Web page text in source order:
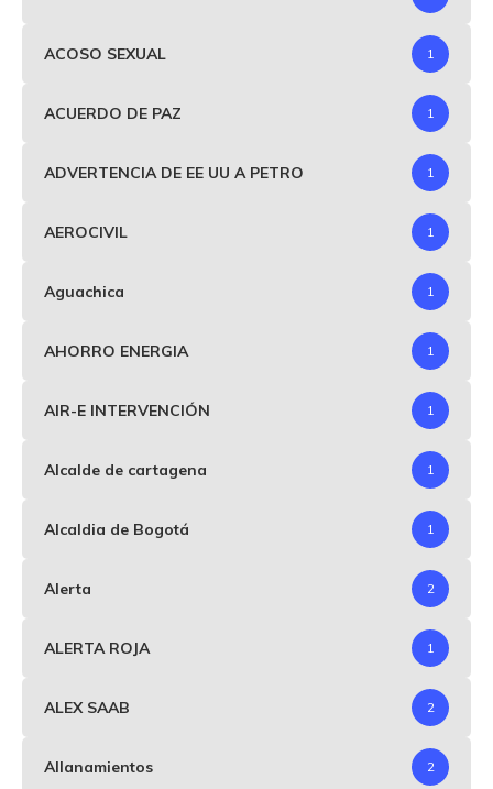
ACOSO SEXUAL 1
ACUERDO DE PAZ 1
ADVERTENCIA DE EE UU A PETRO 1
AEROCIVIL 1
Aguachica 1
AHORRO ENERGIA 1
AIR-E INTERVENCIÓN 1
Alcalde de cartagena 1
Alcaldia de Bogotá 1
Alerta 2
ALERTA ROJA 1
ALEX SAAB 2
Allanamientos 2